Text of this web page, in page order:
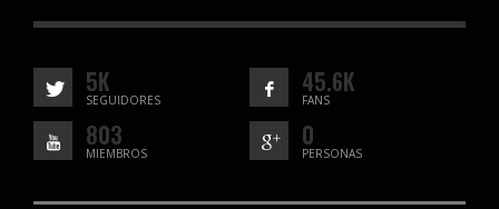
5K
SEGUIDORES
45.6K
FANS
803
MIEMBROS
0
PERSONAS